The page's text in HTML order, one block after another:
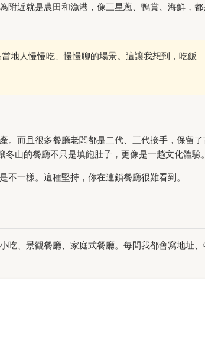
附近就是農田和漁港，像三星蔥、鴨賞、海鮮，
地人慢慢吃、慢慢聊的場景。這讓我想到，吃飯
。而且很多餐廳老闆都是二代、三代接手，保留
山的餐廳不只是填飽肚子，更像是一趟文化體驗
一樣。這種堅持，你在連鎖餐廳很難看到。
吃、景觀餐廳、家庭式餐廳。每間我都會寫地址